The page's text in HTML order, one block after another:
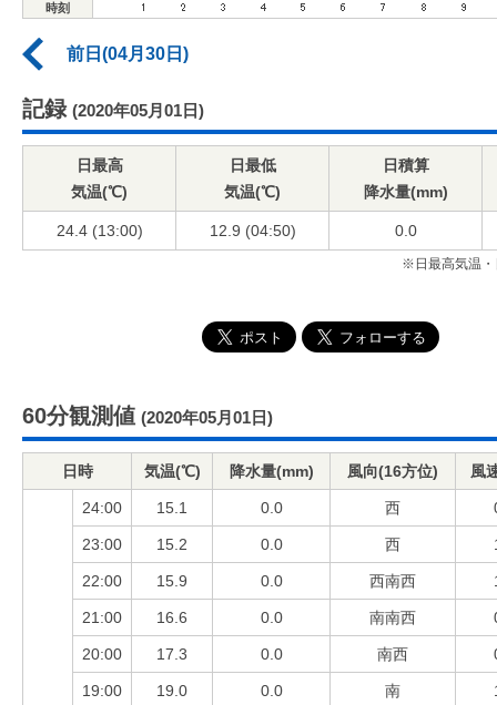
時刻
前日(04月30日)
記録 (2020年05月01日)
日最高
気温(℃)
日最低
気温(℃)
日積算
降水量(mm)
24.4 (13:00) 12.9 (04:50) 0.0
※日最高気温・
60分観測値 (2020年05月01日)
日時 気温(℃) 降水量(mm) 風向(16方位) 風
24:00 15.1 0.0 西
23:00 15.2 0.0 西
22:00 15.9 0.0 西南西
21:00 16.6 0.0 南南西
20:00 17.3 0.0 南西
19:00 19.0 0.0 南